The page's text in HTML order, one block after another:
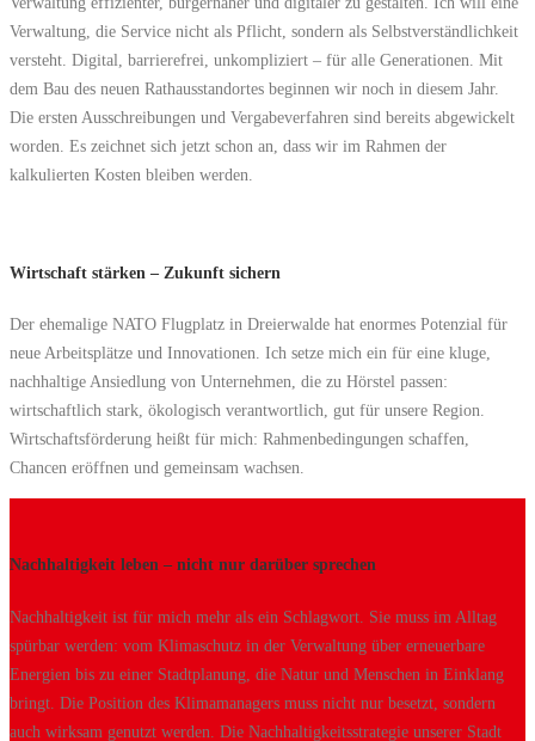
Verwaltung, die Service nicht als Pflicht, sondern als Selbstverständlichkeit
versteht. Digital, barrierefrei, unkompliziert – für alle Generationen. Mit
dem Bau des neuen Rathausstandortes beginnen wir noch in diesem Jahr.
Die ersten Ausschreibungen und Vergabeverfahren sind bereits abgewickelt
worden. Es zeichnet sich jetzt schon an, dass wir im Rahmen der
kalkulierten Kosten bleiben werden.
Wirtschaft stärken – Zukunft sichern
Der ehemalige NATO Flugplatz in Dreierwalde hat enormes Potenzial für
neue Arbeitsplätze und Innovationen. Ich setze mich ein für eine kluge,
nachhaltige Ansiedlung von Unternehmen, die zu Hörstel passen:
wirtschaftlich stark, ökologisch verantwortlich, gut für unsere Region.
Wirtschaftsförderung heißt für mich: Rahmenbedingungen schaffen,
Chancen eröffnen und gemeinsam wachsen.
Nachhaltigkeit leben – nicht nur darüber sprechen
Nachhaltigkeit ist für mich mehr als ein Schlagwort. Sie muss im Alltag
spürbar werden: vom Klimaschutz in der Verwaltung über erneuerbare
Energien bis zu einer Stadtplanung, die Natur und Menschen in Einklang
bringt. Die Position des Klimamanagers muss nicht nur besetzt, sondern
auch wirksam genutzt werden. Die Nachhaltigkeitsstrategie unserer Stadt